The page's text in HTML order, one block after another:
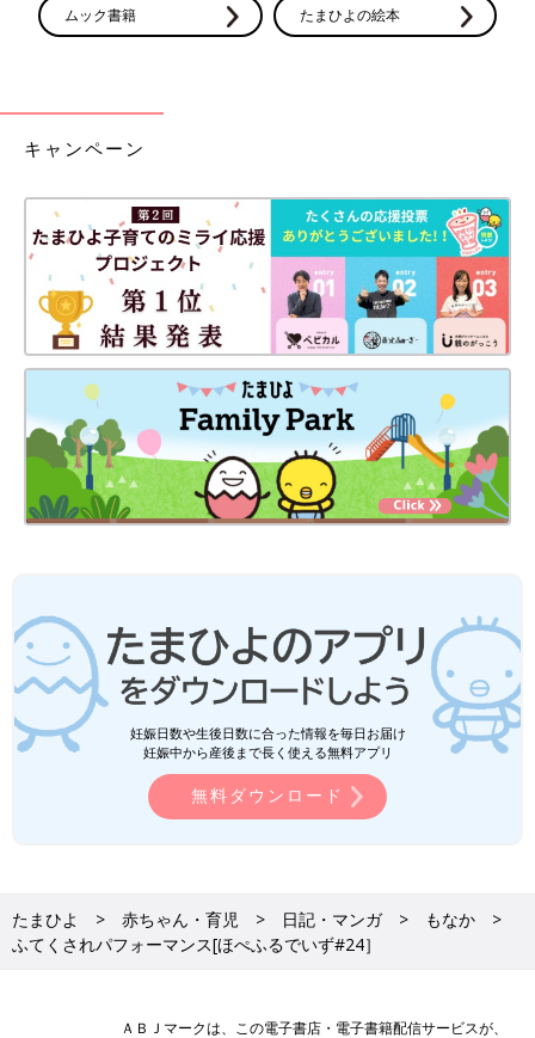
ムック書籍 たまひよの絵本
キャンペーン
妊娠日数や生後日数に合った情報を毎日お届け
妊娠中から産後まで長く使える無料アプリ
無料ダウンロード
たまひよ 赤ちゃん・育児 日記・マンガ
もなか
ふてくされパフォーマンス[ほぺふるでいず#24］
ＡＢＪマークは、この電子書店・電子書籍配信サービスが、